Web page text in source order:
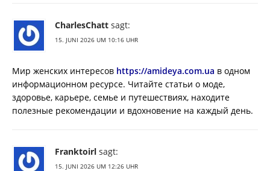
CharlesChatt sagt:
15. JUNI 2026 UM 10:16 UHR
Мир женских интересов https://amideya.com.ua в одном
информационном ресурсе. Читайте статьи о моде,
здоровье, карьере, семье и путешествиях, находите
полезные рекомендации и вдохновение на каждый день.
Franktoirl sagt:
15. JUNI 2026 UM 12:26 UHR